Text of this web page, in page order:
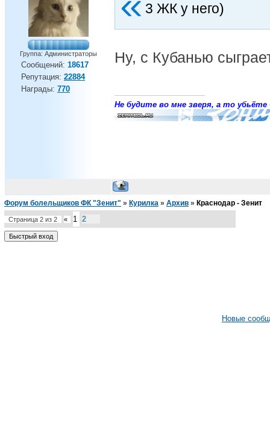
Группа: Администраторы
Сообщений: 18617
Репутация: 22884
Награды: 770
3 ЖК у него)
Ну, с Кубанью
Не будите во мне зверя, а то убьёте
Форум болельщиков ФК "Зенит" » Курилка » Архив » Краснодар - Зенит
Страница 2 из 2 « 1 2
Новые